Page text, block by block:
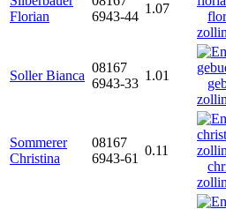
Florian
6943-44
1.07
Soller Bianca
08167
6943-33
1.01
Sommerer
Christina
08167
6943-61
0.11